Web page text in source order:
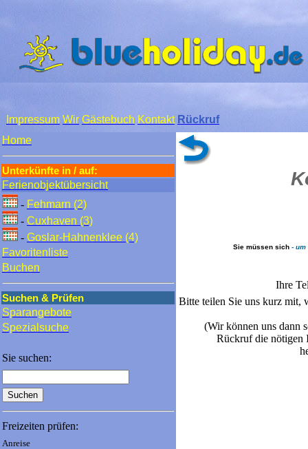
Impressum Wir Gästebuch Kontakt Rückruf
Home
Unterkünfte in / auf:
Ferienobjektübersicht
- Fehmarn (2)
- Cuxhaven (3)
- Goslar-Hahnenklee (4)
Favoritenliste
Buchen
Suchen & Prüfen
Sparangebote
Spezialsuche
Sie suchen:
Freizeiten prüfen:
Anreise
Sie müssen sich -
Ihre
Bitte teilen Sie uns kurz mit,
(Wir können uns dann
Rückruf die nötigen